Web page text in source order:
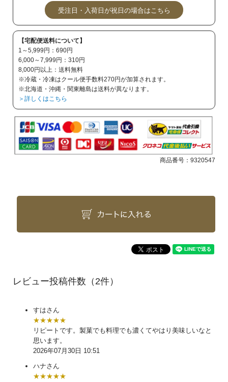
受注日・入荷日が祝日の場合はこちら
【宅配便送料について】
1～5,999円：690円
6,000～7,999円：310円
8,000円以上：送料無料
※冷蔵・冷凍はクール便手数料270円が加算されます。
※北海道・沖縄・関東離島は送料が異なります。
＞詳しくはこちら
商品番号： 9320547
（2件）
すはさん
★★★★★
リピートです。製菓でも料理でも濃くてやはり美味しいなと
思います。
2026年07月30日 10:51
ハナさん
★★★★★